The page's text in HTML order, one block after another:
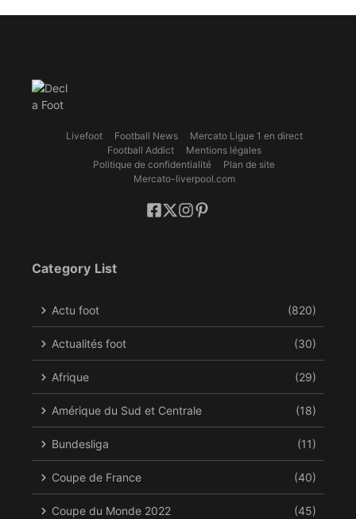
Livefoot Football News
Mercato Ligue 1 en direct
Football Addict
Mentions légales
Politique de confidentialité
Plan de site
Mercato-liverpool.com
Category List
Actu foot (820)
Actualités foot (30)
Afrique (29)
Amérique du Sud et Centrale (18)
Bundesliga (11)
Coupe de France (40)
Coupe du Monde 2022 (45)